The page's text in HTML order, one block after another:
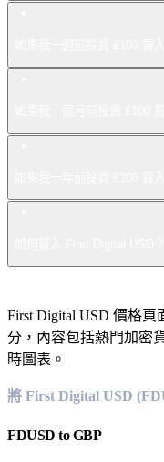
First Digital USD 價格頁
分，內容包括熱門加密
時圖表。
將 First Digital USD
FDUSD toGBP